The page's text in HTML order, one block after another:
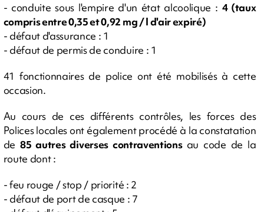
- conduite sous l'empire d'un état alcoolique : 4 (taux
compris entre 0,35 et 0,92 mg / l d'air expiré)
- défaut d'assurance : 1
- défaut de permis de conduire : 1
41 fonctionnaires de police ont été mobilisés à cette
occasion.
Au cours de ces différents contrôles, les forces des
Polices locales ont également procédé à la constatation
de 85 autres diverses contraventions au code de la
route dont :
- feu rouge / stop / priorité : 2
- défaut de port de casque : 7